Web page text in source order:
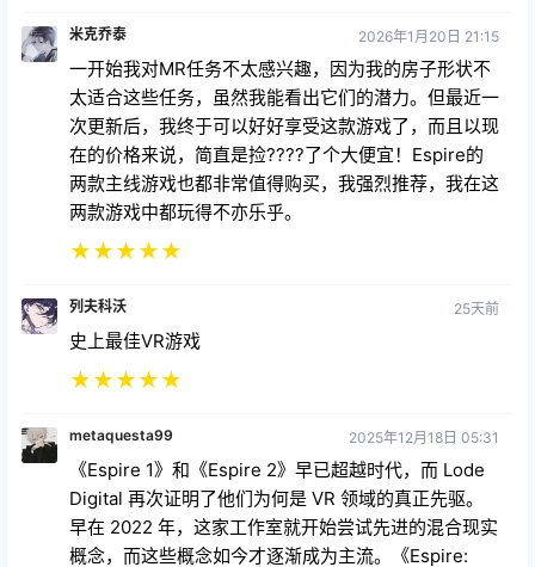
米克乔泰 2026年1月20日 21:15
一开始我对MR任务不太感兴趣，因为我的房子形状不
太适合这些任务，虽然我能看出它们的潜力。但最近一
次更新后，我终于可以好好享受这款游戏了，而且以现
在的价格来说，简直是捡????了个大便宜！Espire的
两款主线游戏也都非常值得购买，我强烈推荐，我在这
两款游戏中都玩得不亦乐乎。
★★★★★
列夫科沃 25天前
史上最佳VR游戏
★★★★★
metaquesta99 2025年12月18日 05:31
《Espire 1》和《Espire 2》早已超越时代，而 Lode
Digital 再次证明了他们为何是 VR 领域的真正先驱。
早在 2022 年，这家工作室就开始尝试先进的混合现实
概念，而这些概念如今才逐渐成为主流。《Espire: